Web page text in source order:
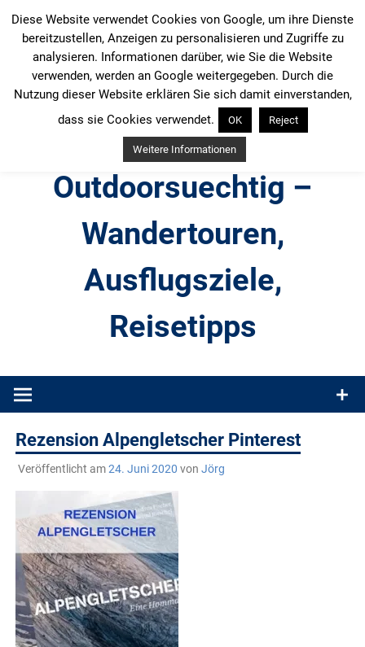
Inhalt
springen
Outdoorsuechtig –
Wandertouren,
Ausflugsziele,
Reisetipps
Produkttests und Buchrezensionen. Ein Blog für alle, die gern
Rezension Alpengletscher Pinterest
Veröffentlicht am24. Juni 2020 von Jörg
Diese Website verwendet Cookies von Google, um ihre Dienste
bereitzustellen, Anzeigen zu personalisieren und Zugriffe zu
analysieren. Informationen darüber, wie Sie die Website
verwenden, werden an Google weitergegeben. Durch die
Nutzung dieser Website erklären Sie sich damit einverstanden,
dass sie Cookies verwendet.
OK Reject
Weitere Informationen